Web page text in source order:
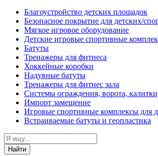
Благоустройство детских площадок
Безопасное покрытие для детских/
Мягкое игровое оборудование
Детские игровые спортивные
Батуты
Тренажеры для фитнеса
Хоккейные коробки
Надувные батуты
Тренажеры для фитнес зала
Системы ограждения, ворота,
Импорт замещение
Игровые спортивные комплексы для
Встраиваемые батуты и геопластика
Найти